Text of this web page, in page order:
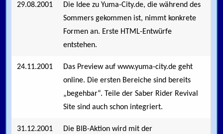
29.08.2001
Die Idee zu Yuma-City.de, die während des
Sommers gekommen ist, nimmt konkrete
Formen an. Erste HTML-Entwürfe
entstehen.
24.11.2001
Das Preview auf www.yuma-city.de geht
online. Die ersten Bereiche sind bereits
„begehbar“. Teile der Saber Rider Revival
Site sind auch schon integriert.
31.12.2001
Die BIB-Aktion wird mit der